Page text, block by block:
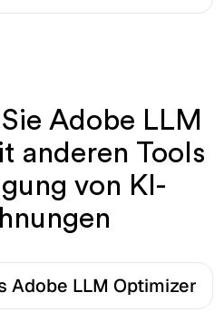
Adobe LLM
anderen Tools
von KI-
Adobe LLM Optimizer